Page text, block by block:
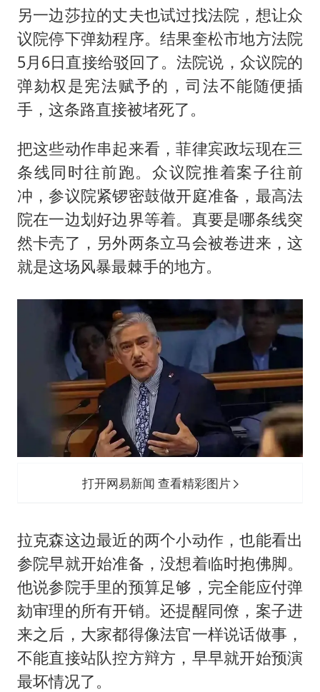
另一边莎拉的丈夫也试过找法院，想让众
议院停下弹劾程序。结果奎松市地方法院
5月6日直接给驳回了。法院说，众议院的
弹劾权是宪法赋予的，司法不能随便插
手，这条路直接被堵死了。
把这些动作串起来看，菲律宾政坛现在三
条线同时往前跑。众议院推着案子往前
冲，参议院紧锣密鼓做开庭准备，最高法
院在一边划好边界等着。真要是哪条线突
然卡壳了，另外两条立马会被卷进来，这
就是这场风暴最棘手的地方。
打开网易新闻 查看精彩图片
拉克森这边最近的两个小动作，也能看出
参院早就开始准备，没想着临时抱佛脚。
他说参院手里的预算足够，完全能应付弹
劾审理的所有开销。还提醒同僚，案子进
来之后，大家都得像法官一样说话做事，
不能直接站队控方辩方，早早就开始预演
最坏情况了。